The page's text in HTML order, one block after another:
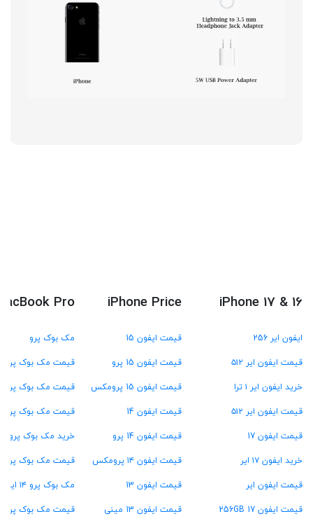
iPhone 17 & 16
ایفون ایر 256
قیمت ایفون ایر ۵۱۲
خرید ایفون ایر ۱ ترا
قیمت ایفون ایر ۵۱۲
قیمت ایفون 17
خرید ایفون ۱۷ ایر
قیمت ایفون ایر
قیمت ایفون 17 256GB
iPhone Price
قیمت ایفون 15
قیمت ایفون 15 پرو
قیمت ایفون 15 پرومکس
قیمت ایفون 14
قیمت ایفون 14 پرو
قیمت ایفون ۱۴ پرومکس
قیمت ایفون 13
قیمت ایفون 13 مینی
Pro
مک بوک پرو
قیمت مک بوک پرو M4
قیمت مک بوک پرو M3
قیمت مک بوک پرو M2
خرید مک بوک پرو M1
قیمت مک بوک پرو ۱۳ اینچ
مک بوک پرو ۱۴ اینچ
قیمت مک بوک پرو ۱۶ اینچ